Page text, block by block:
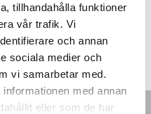
tillhandahålla funktioner
vår trafik. Vi
och annan
sociala medier och
vi samarbetar med.
med annan
eller som de har
LÄS MER